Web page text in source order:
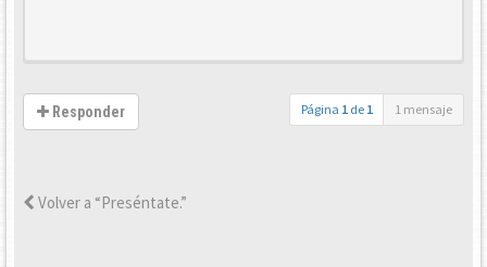
Responder Página 1 de 1 1 mensaje
Volver a “Preséntate.”